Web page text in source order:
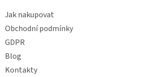
Jak nakupovat
Obchodní podmínky
GDPR
Blog
Kontakty